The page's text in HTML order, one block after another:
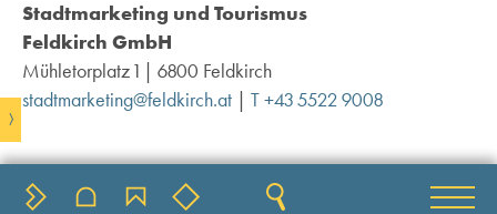
Stadtmarketing und Tourismus
Feldkirch GmbH
Mühletorplatz 1 | 6800 Feldkirch
stadtmarketing@feldkirch.at
T +43 5522 9008